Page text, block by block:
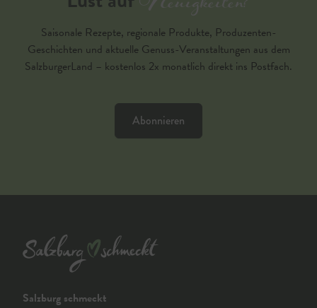
Saisonale Rezepte, regionale Produkte, Produzenten-
Geschichten und aktuelle Genuss-Veranstaltungen aus dem
SalzburgerLand – kostenlos 2x monatlich direkt ins Postfach.
Abonnieren
Salzburg schmeckt